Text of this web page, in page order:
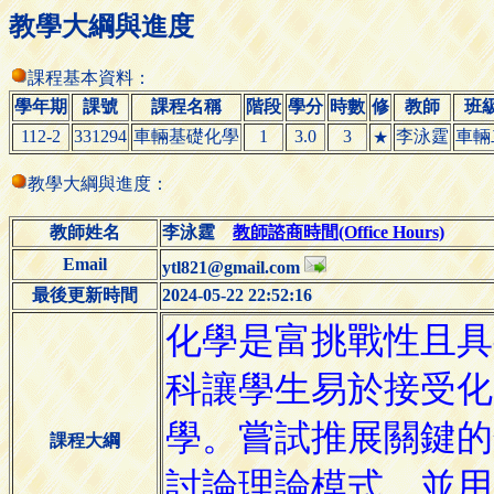
教學大綱與進度
課程基本資料：
學年期
課號 課程名稱 階段 學分 時數 修 教師
班
112-2
331294 車輛基礎化學 1 3.0 3 ★ 李泳霆 車輛
教學大綱與進度：
教師姓名 李泳霆教師諮商時間(Office Hours)
Email
ytl821@gmail.com
最後更新時間
2024-05-22 22:52:16
課程大綱